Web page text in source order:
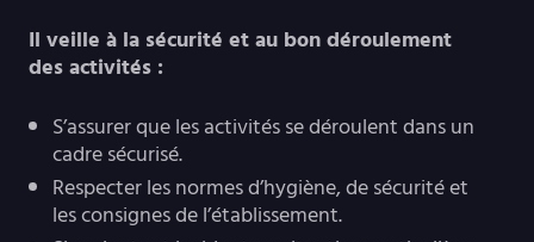
Il veille à la sécurité et au bon déroulement
des activités :
S’assurer que les activités se déroulent dans un
cadre sécurisé.
Respecter les normes d’hygiène, de sécurité et
les consignes de l’établissement.